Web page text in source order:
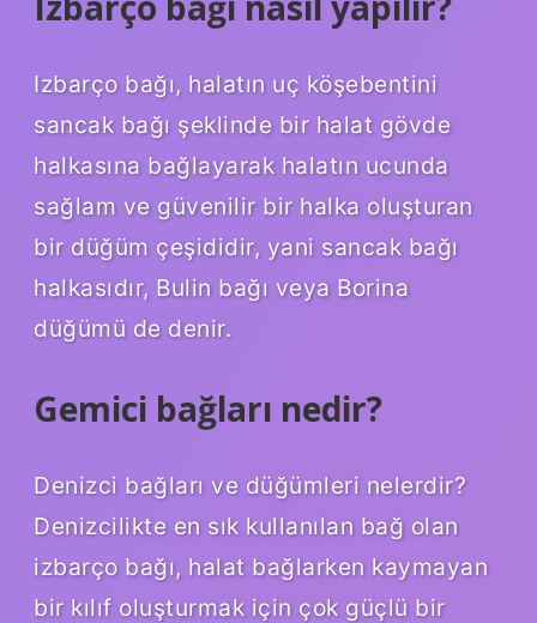
Izbarço bağı, halatın uç köşebentini
sancak bağı şeklinde bir halat gövde
halkasına bağlayarak halatın ucunda
sağlam ve güvenilir bir halka oluşturan
bir düğüm çeşididir, yani sancak bağı
halkasıdır, Bulin bağı veya Borina
düğümü de denir.
Gemici bağları nedir?
Denizci bağları ve düğümleri nelerdir?
Denizcilikte en sık kullanılan bağ olan
izbarço bağı, halat bağlarken kaymayan
bir kılıf oluşturmak için çok güçlü bir